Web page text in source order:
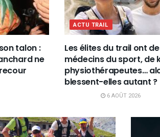
talon :
ne
ACTU TRAIL
Les élites du trail ont
médecins du sport, de
physiothérapeutes…
blessent-elles autant ?
6 AOÛT 2026